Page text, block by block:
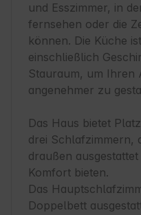
und Esszimmer, in
fernsehen oder die
können. Die Küche
einschließlich
Stauraum, um Ihren
angenehmer zu
Das Haus bietet
drei Schlafzimmern,
draußen
Komfort bieten.
Das
Doppelbett